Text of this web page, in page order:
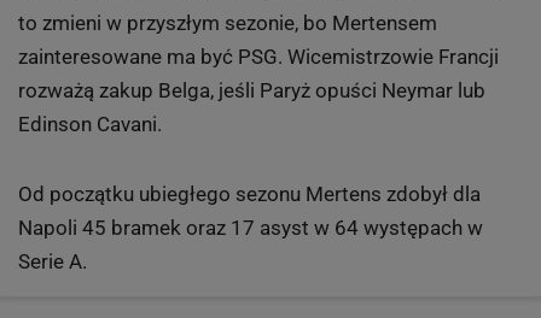
to zmieni w przyszłym sezonie, bo Mertensem
zainteresowane ma być PSG. Wicemistrzowie Francji
rozważą zakup Belga, jeśli Paryż opuści Neymar lub
Edinson Cavani.
Od początku ubiegłego sezonu Mertens zdobył dla
Napoli 45 bramek oraz 17 asyst w 64 występach w
Serie A.